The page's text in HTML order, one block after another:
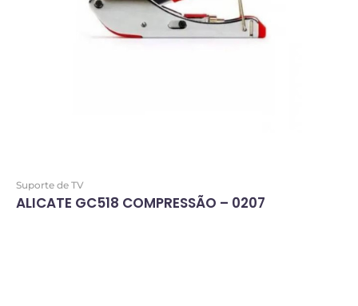
Suporte de TV
ALICATE GC518 COMPRESSÃO – 0207